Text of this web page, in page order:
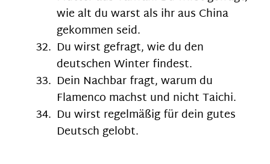
wie alt du warst als ihr aus China
gekommen seid.
Du wirst gefragt, wie du den
deutschen Winter findest.
Dein Nachbar fragt, warum du
Flamenco machst und nicht Taichi.
Du wirst regelmäßig für dein gutes
Deutsch gelobt.